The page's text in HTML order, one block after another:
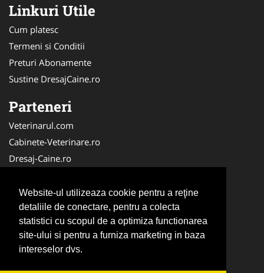
Website-ul utilizeaza cookie pentru a reţine
detaliile de conectare, pentru a colecta
statistici cu scopul de a optimiza functionarea
site-ului si pentru a furniza marketing in baza
intereselor dvs.
Linkuri Utile
Cum platesc
Termeni si Conditii
Preturi Abonamente
Sustine DresajCaine.ro
Parteneri
Veterinarul.com
Cabinete-Veterinare.ro
Dresaj-Caine.ro
Medic-Bun.com
SalonFrizerieCanina.com
DresajCaine.ro
NonStopDeschis.ro